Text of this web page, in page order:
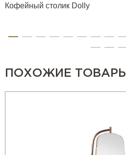
Кофейный столик Dolly
ПОХОЖИЕ ТОВАРЫ